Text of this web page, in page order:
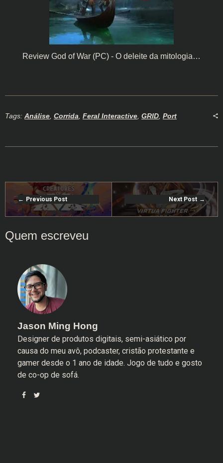
Review God of War (PC) - O deleite da mitologia…
Tags: Análise Corrida Feral Interactive GRID Port
Previous Post Next Post
Jason Ming Hong
Designer de produtos digitais, semi-asiático por
causa do meu avô, podcaster, cristão protestante e
gamer desde o 1 ano de idade. Jogo de tudo e gosto
de co-op de sofá.